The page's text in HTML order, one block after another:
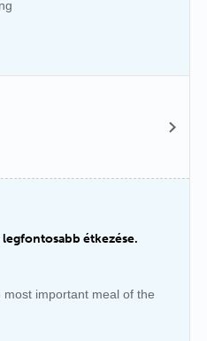
legfontosabb étkezése.
most important meal of the